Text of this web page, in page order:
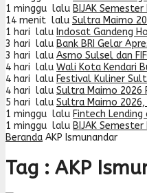
1 minggu lalu BIJAK
14 menit lalu Sultra Maimo
1 hari lalu Indosat Gandeng
3 hari lalu Bank BRI Gelar
3 hari lalu Asmo Sulsel dan
4 hari lalu Wali Kota Kendari
4 hari lalu Festival Kuliner
4 hari lalu Sultra Maimo 2026
5 hari lalu Sultra Maimo 2026,
1 minggu lalu Fintech
1 minggu lalu BIJAK
Beranda AKP Ismunandar
Tag : AKP